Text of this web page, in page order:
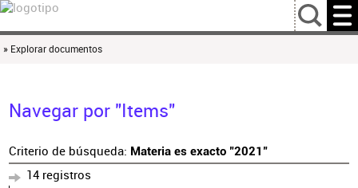
…
» Explorar documentos
Navegar por "Items"
Criterio de búsqueda: Materia es exacto "2021"
14 registros